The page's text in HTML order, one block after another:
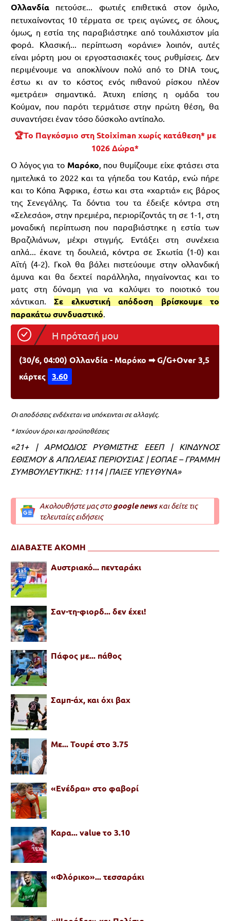
Ολλανδία πετούσε... φωτιές επιθετικά στον όμιλο,
πετυχαίνοντας 10 τέρματα σε τρεις αγώνες, σε όλους,
όμως, η εστία της παραβιάστηκε από τουλάχιστον μία
φορά. Κλασική... περίπτωση «οράνιε» λοιπόν, αυτές
είναι μόρτη μου οι εργοστασιακές τους ρυθμίσεις. Δεν
περιμένουμε να αποκλίνουν πολύ από το DNA τους,
έστω κι αν το κόστος ενός πιθανού ρίσκου πλέον
«μετράει» σημαντικά. Άτυχη επίσης η ομάδα του
Κούμαν, που παρότι τερμάτισε στην πρώτη θέση, θα
συναντήσει έναν τόσο δύσκολο αντίπαλο.
🏆Το Παγκόσμιο στη Stoiximan χωρίς κατάθεση* με
1026 Δώρα*
Ο λόγος για το Μαρόκο, που θυμίζουμε είχε φτάσει στα
ημιτελικά το 2022 και τα γήπεδα του Κατάρ, ενώ πήρε
και το Κόπα Άφρικα, έστω και στα «χαρτιά» εις βάρος
της Σενεγάλης. Τα δόντια του τα έδειξε κόντρα στη
«Σελεσάο», στην πρεμιέρα, περιορίζοντάς τη σε 1-1, στη
μοναδική περίπτωση που παραβιάστηκε η εστία των
Βραζιλιάνων, μέχρι στιγμής. Εντάξει στη συνέχεια
απλά... έκανε τη δουλειά, κόντρα σε Σκωτία (1-0) και
Αϊτή (4-2). Γκολ θα βάλει πιστεύουμε στην ολλανδική
άμυνα και θα δεχτεί παράλληλα, πηγαίνοντας και το
ματς στη δύναμη για να καλύψει το ποιοτικό του
χάντικαπ.Σε ελκυστική απόδοση βρίσκουμε το
παρακάτω συνδυαστικό.
Η πρότασή μου
(30/6, 04:00) Ολλανδία - Μαρόκο ➡ G/G+Over 3,5
κάρτες 3.60
Οι αποδόσεις ενδέχεται να υπόκεινται σε αλλαγές.
* Ισχύουν όροι και προϋποθέσεις
«21+ | ΑΡΜΟΔΙΟΣ ΡΥΘΜΙΣΤΗΣ ΕΕΕΠ | ΚΙΝΔΥΝΟΣ
ΕΘΙΣΜΟΥ & ΑΠΩΛΕΙΑΣ ΠΕΡΙΟΥΣΙΑΣ | ΕΟΠΑΕ – ΓΡΑΜΜΗ
ΣΥΜΒΟΥΛΕΥΤΙΚΗΣ: 1114 | ΠΑΙΞΕ ΥΠΕΥΘΥΝΑ»
Ακολουθήστε μας στοgoogle newsκαι δείτε τις
τελευταίες ειδήσεις
ΔΙΑΒΑΣΤΕ ΑΚΟΜΗ
Αυστριακό... πενταράκι
Σαν-τη-φιορδ... δεν έχει!
Πάφος με... πάθος
Σαμπ-άχ, και όχι βαχ
Με... Τουρέ στο 3.75
«Ενέδρα» στο φαβορί
Καρα... value το 3.10
«Φλόρικο»... τεσσαράκι